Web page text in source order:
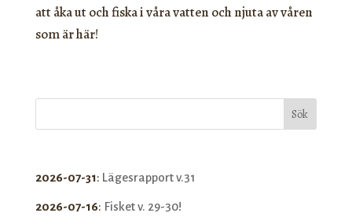
att åka ut och fiska i våra vatten och njuta av våren
som är här!
Sök
2026-07-31: Lägesrapport v.31
2026-07-16: Fisket v. 29-30!